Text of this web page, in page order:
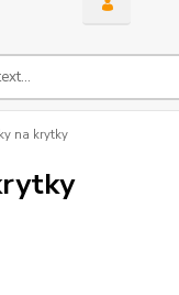
na krytky